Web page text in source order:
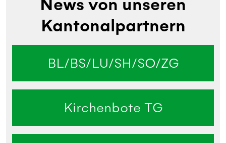
News von unseren
Kantonalpartnern
BL/BS/LU/SH/SO/ZG
Kirchenbote TG